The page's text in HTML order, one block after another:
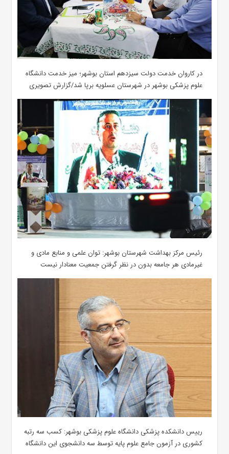
در کاروان خدمت دولت سیزدهم استان بوشهر؛ میز خدمت دانشگاه
علوم پزشکی بوشهر در شهرستان عسلویه برپا شد/گزارش تصویری
رئیس مرکز بهداشت شهرستان بوشهر: توان علمی و منابع مادی و
غیرمادی هر جامعه بدون در نظر گرفتن جمعیت معنادار نیست
رییس دانشکده پزشکی دانشگاه علوم پزشکی بوشهر: کسب سه رتبه
کشوری در آزمون جامع علوم پایه توسط سه دانشجوی این دانشگاه